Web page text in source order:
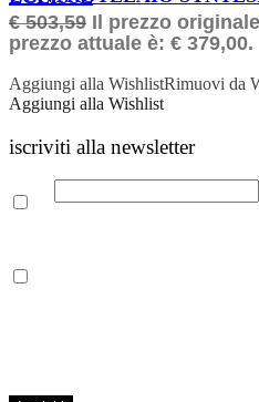
€503,59 Il prezzo
prezzo attuale è: € 379,00.
Aggiungi alla WishlistRimuovi da
Aggiungi alla Wishlist
iscriviti alla newsletter